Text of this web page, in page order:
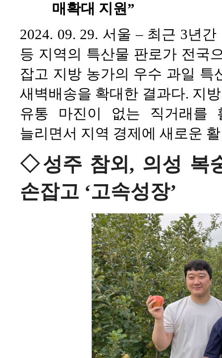
매확대 지원”
2024. 09. 29. 서울 – 최근 3년
등 지역의 특산물 판로가 전국
잡고 지방 농가의 우수 과일 특
새벽배송을 확대한 결과다. 지
유통 마진이 없는 직거래를
늘리면서 지역 경제에 새로운
◇성주 참외, 의성 복
손잡고 ‘고속성장’